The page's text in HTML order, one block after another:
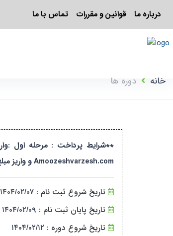
درباره ما قوانین و مقررات تماس با ما
خانه دوره ها
Amoozeshvarzesh.com و واریز مبلغ ۶.۶۰۰.۰۰۰ریال می باشد . شماره پشتیبانی : ۰۹۰۱۱۹۰۰۵۲۹
تاریخ شروع ثبت نام : ۱۴۰۴/۰۲/۰۷
تاریخ پایان ثبت نام : ۱۴۰۴/۰۲/۰۹
تاریخ شروع دوره : ۱۴۰۴/۰۲/۱۲